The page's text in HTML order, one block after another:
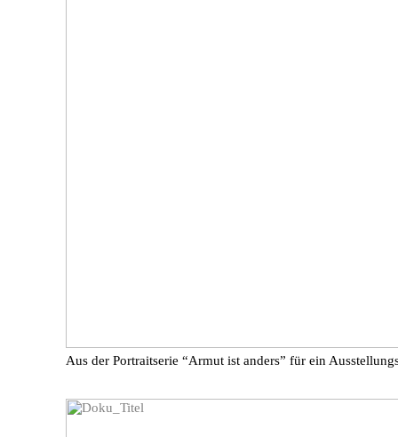
Aus der Portraitserie “Armut ist anders” für ein